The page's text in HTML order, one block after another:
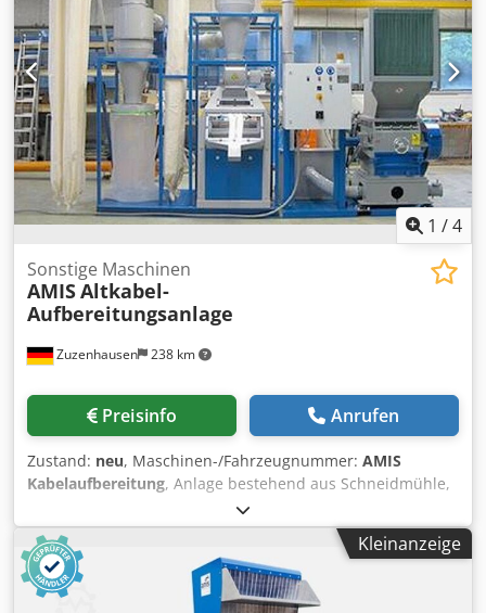
1 /4
Zuzenhausen 238 km
Sonstige Maschinen
AMISAltkabel-
Aufbereitungsanlage
Preisinfo Anrufen
Zustand: neu, Maschinen-/Fahrzeugnummer: AMIS
Kabelaufbereitung, Anlage bestehend aus Schneidmühle,
Sortiertisch zur Trennung von frei- gelegtem Kunststoff-
und Kupfer-granulat, Absauganlage und Schaltschrank.
Jeweils als transportable Elemente auf Grundplatten fertig
vormontiert. Crodpfx Asyr Ti Uebkof Vorteile der
Kompaktanlage: niedrige Bauhöhe, geringer Platzbedarf,
Kleinanzeige